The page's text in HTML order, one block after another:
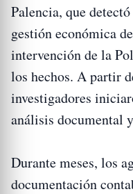
Palencia, que
gestión económica
intervención de la
los hechos. A partir
investigadores
análisis documental
Durante meses, los
documentación